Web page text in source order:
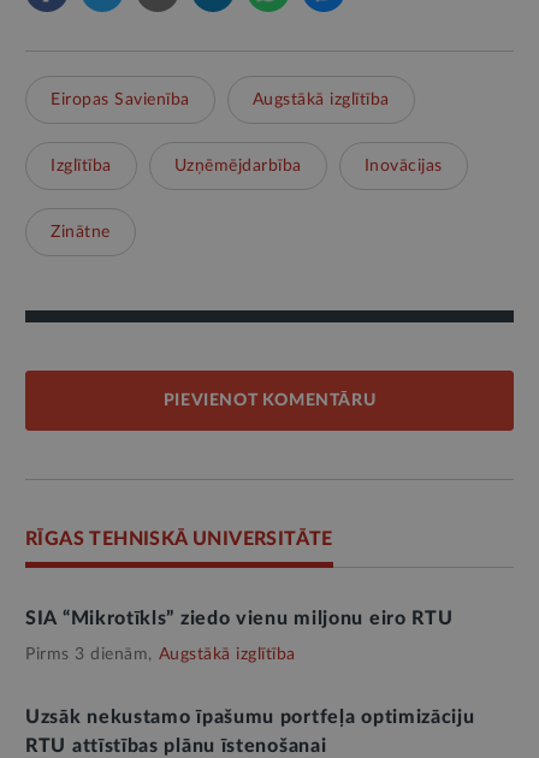
Eiropas Savienība Augstākā izglītība
Izglītība Uzņēmējdarbība Inovācijas
Zinātne
PIEVIENOT KOMENTĀRU
RĪGAS TEHNISKĀ UNIVERSITĀTE
SIA “Mikrotīkls” ziedo vienu miljonu eiro RTU
Pirms 3 dienām, Augstākā izglītība
Uzsāk nekustamo īpašumu portfeļa optimizāciju
RTU attīstības plānu īstenošanai